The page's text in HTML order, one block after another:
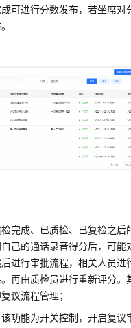
可进行分数发布，若坐席对
完成、已质检、已复检之后
己的通话录音得分后，可能
进行审批流程，相关人员进
再由质检员进行重新评分。
议流程管理；
该功能为开关控制，开启复议